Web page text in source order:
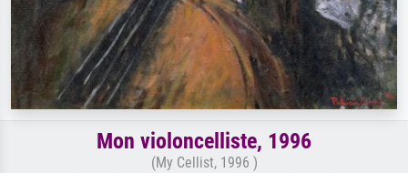
Mon violoncelliste, 1996
(My Cellist, 1996 )